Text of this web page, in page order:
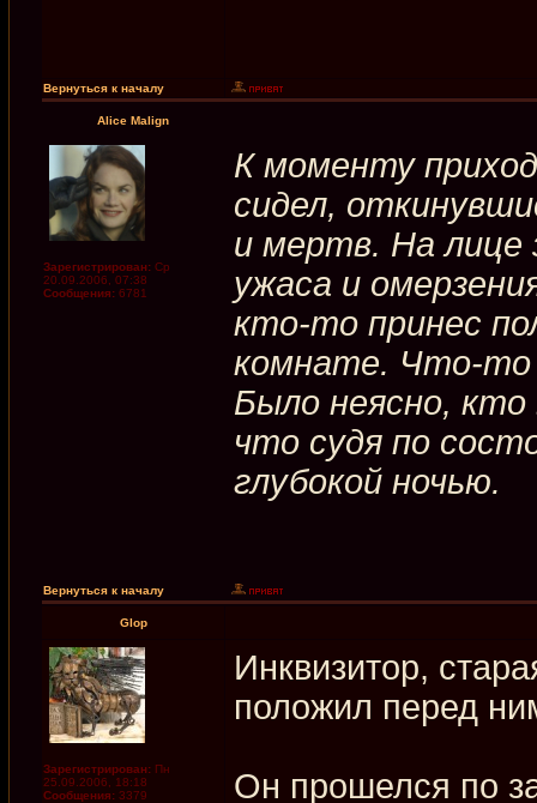
Вернуться к началу
Alice Malign
Зарегистрирован: Ср
20.09.2006, 07:38
Сообщения: 6781
К моменту
сидел,
и мертв. На лице
ужаса и
кто-то принес
комнате. Что-то
Было неясно,
что судя по
глубокой ночью.
Вернуться к началу
Glop
Зарегистрирован: Пн
25.09.2006, 18:18
Сообщения: 3379
Инквизитор,
положил перед
Он прошелся по